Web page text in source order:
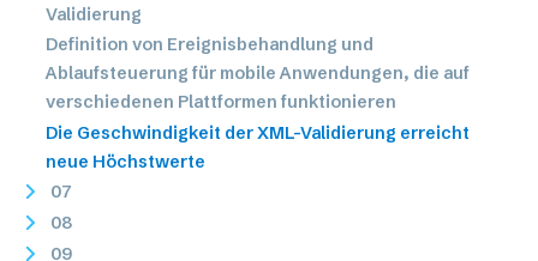
Validierung
Definition von Ereignisbehandlung und
Ablaufsteuerung für mobile Anwendungen, die auf
verschiedenen Plattformen funktionieren
Die Geschwindigkeit der XML-Validierung erreicht
neue Höchstwerte
07
08
09